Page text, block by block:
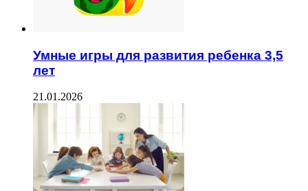
Умные игры для развития ребенка 3,5
лет
21.01.2026